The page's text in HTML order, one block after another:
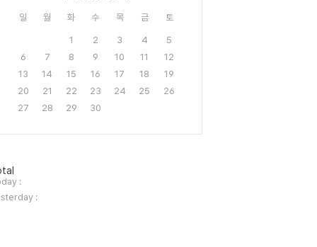
일 월 화 수 목 금 토
1 2 3 4
5
6
7 8 9 10 11
12
13
14 15 16 17 18
19
20
21 22 23 24 25
26
27
28 29 30
:
: